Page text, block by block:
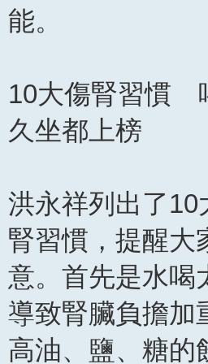
能。
10大傷腎習慣
久坐都上榜
洪永祥列出了10
腎習慣，提醒大
意。首先是水喝
導致腎臟負擔加
高油、鹽、糖的